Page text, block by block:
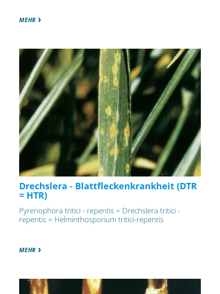
MEHR
Drechslera - Blattfleckenkrankheit (DTR
= HTR)
Pyrenophora tritici - repentis = Drechslera tritici -
repentis = Helminthosporium tritici-repentis
MEHR